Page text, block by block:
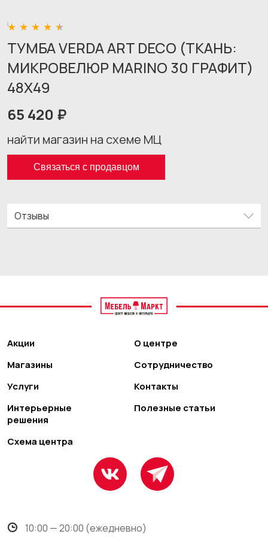
ТУМБА VERDA ART DECO (ТКАНЬ:
МИКРОВЕЛЮР MARINO 30 ГРАФИТ)
48X49
65 420 ₽
найти магазин на схеме МЦ
Связаться с продавцом
Отзывы
Акции
Магазины
Услуги
Интерьерные
решения
Схема центра
О центре
Сотрудничество
Контакты
Полезные статьи
10:00 — 20:00 (ежедневно)